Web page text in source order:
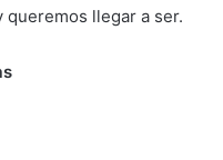
llegar a ser.